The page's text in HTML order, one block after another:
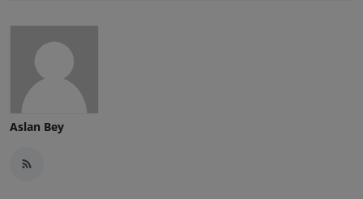
Aslan Bey